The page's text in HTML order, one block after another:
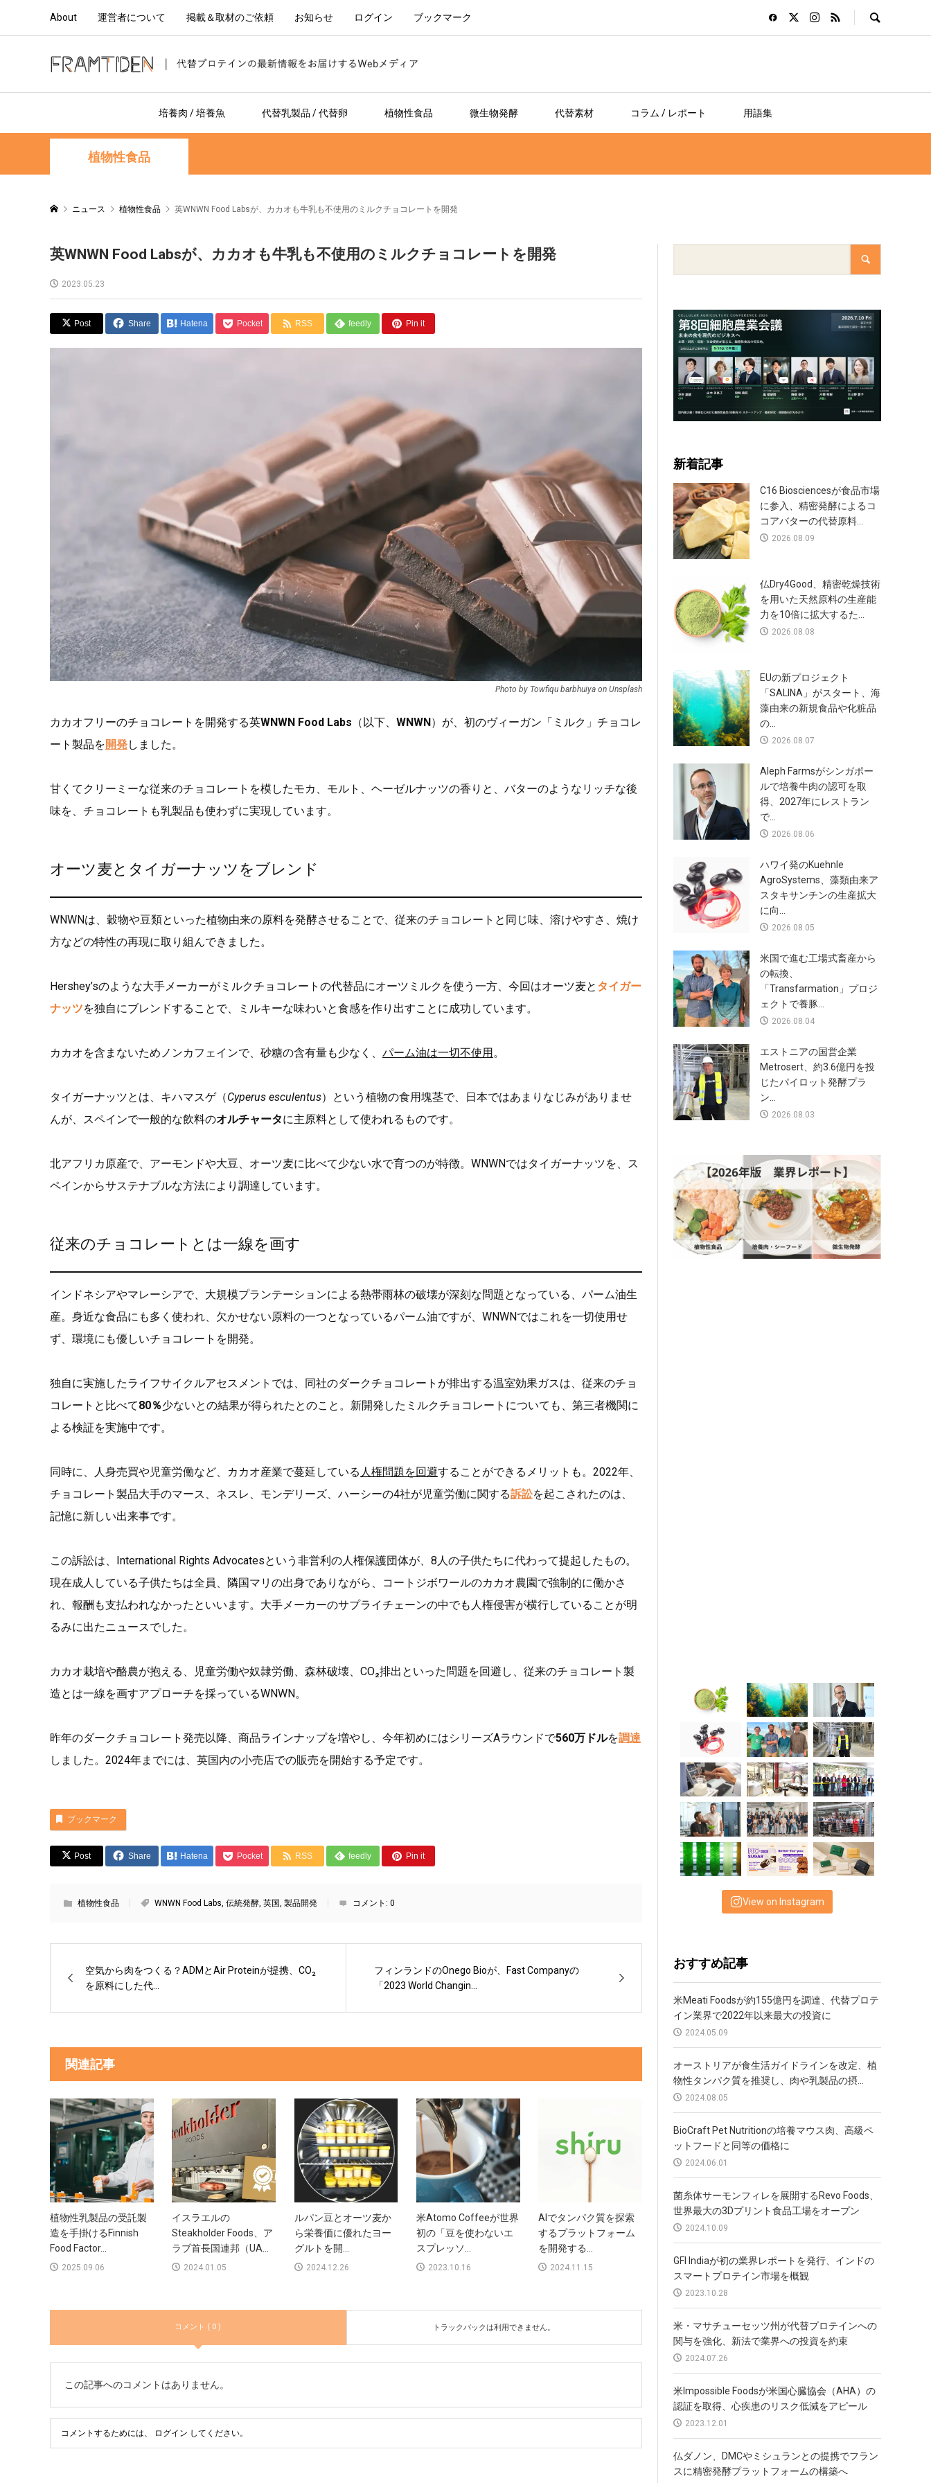
About 運営者について 掲載＆取材のご依頼 お知らせ ログイン ブックマーク
培養肉 / 培養魚 代替乳製品 / 代替卵 植物性食品 微生物発酵 代替素材 コラム / レポート 用語集
植物性食品
ニュース 植物性食品 英WNWN Food Labsが、カカオも牛乳も不使用のミルクチョコレートを開発
英WNWN Food Labsが、カカオも牛乳も不使用のミルクチョコレートを開発
2023.05.23
Post Share Hatena Pocket RSS feedly Pin it
Photo by Towfiqu barbhuiya on Unsplash
カカオフリーのチョコレートを開発する英WNWN Food Labs （以下、 WNWN）が、初のヴィーガン「ミルク」チョコレ
ート製品を開発しました。
甘くてクリーミーな従来のチョコレートを模したモカ、モルト、ヘーゼルナッツの香りと、バターのようなリッチな後
味を、チョコレートも乳製品も使わずに実現しています。
オーツ麦とタイガーナッツをブレンド
WNWNは、穀物や豆類といった植物由来の原料を発酵させることで、従来のチョコレートと同じ味、溶けやすさ、焼け
方などの特性の再現に取り組んできました。
Hershey’sのような大手メーカーがミルクチョコレートの代替品にオーツミルクを使う一方、今回はオーツ麦と タイガー
ナッツを独自にブレンドすることで、ミルキーな味わいと食感を作り出すことに成功しています。
カカオを含まないためノンカフェインで、砂糖の含有量も少なく、 パーム油は一切不使用。
タイガーナッツとは、キハマスゲ（Cyperus esculentus）という植物の食用塊茎で、日本ではあまりなじみがありませ
んが、スペインで一般的な飲料のオルチャータに主原料として使われるものです。
北アフリカ原産で、アーモンドや大豆、オーツ麦に比べて少ない水で育つのが特徴。WNWNではタイガーナッツを、ス
ペインからサステナブルな方法により調達しています。
従来のチョコレートとは一線を画す
インドネシアやマレーシアで、大規模プランテーションによる熱帯雨林の破壊が深刻な問題となっている、パーム油生
産。身近な食品にも多く使われ、欠かせない原料の一つとなっているパーム油ですが、WNWNではこれを一切使用せ
ず、環境にも優しいチョコレートを開発。
独自に実施したライフサイクルアセスメントでは、同社のダークチョコレートが排出する温室効果ガスは、従来のチョ
コレートと比べて80％少ないとの結果が得られたとのこと。新開発したミルクチョコレートについても、第三者機関に
よる検証を実施中です。
同時に、人身売買や児童労働など、カカオ産業で蔓延している 人権問題を回避することができるメリットも。2022年、
チョコレート製品大手のマース、ネスレ、モンデリーズ、ハーシーの4社が児童労働に関する訴訟を起こされたのは、
記憶に新しい出来事です。
この訴訟は、International Rights Advocatesという非営利の人権保護団体が、8人の子供たちに代わって提起したもの。
現在成人している子供たちは全員、隣国マリの出身でありながら、コートジボワールのカカオ農園で強制的に働かさ
れ、報酬も支払われなかったといいます。大手メーカーのサプライチェーンの中でも人権侵害が横行していることが明
るみに出たニュースでした。
カカオ栽培や酪農が抱える、児童労働や奴隷労働、森林破壊、CO₂排出といった問題を回避し、従来のチョコレート製
造とは一線を画すアプローチを採っているWNWN。
昨年のダークチョコレート発売以降、商品ラインナップを増やし、今年初めにはシリーズAラウンドで560万ドルを調達
しました。2024年までには、英国内の小売店での販売を開始する予定です。
ブックマーク
Post Share Hatena Pocket RSS feedly Pin it
植物性食品 WNWN Food Labs, 伝統発酵, 英国, 製品開発 コメント: 0
空気から肉をつくる？ADMとAir Proteinが提携、CO₂
を原料にした代...
フィンランドのOnego Bioが、Fast Companyの
「2023 World Changin...
関連記事
植物性乳製品の受託製
造を手掛けるFinnish
Food Factor...
2025.09.06
イスラエルの
Steakholder Foods、ア
ラブ首長国連邦（UA...
2024.01.05
ルパン豆とオーツ麦か
ら栄養価に優れたヨー
グルトを開...
2024.12.26
米Atomo Coffeeが世界
初の「豆を使わないエ
スプレッソ...
2023.10.16
AIでタンパク質を探索
するプラットフォーム
を開発する...
2024.11.15
コメント ( 0 ) トラックバックは利用できません。
この記事へのコメントはありません。
コメントするためには、 ログイン してください。
新着記事
C16 Biosciencesが食品市場
に参入、精密発酵によるコ
コアバターの代替原料...
2026.08.09
仏Dry4Good、精密乾燥技術
を用いた天然原料の生産能
力を10倍に拡大するた...
2026.08.08
EUの新プロジェクト
「SALINA」がスタート、海
藻由来の新規食品や化粧品
の...
2026.08.07
Aleph Farmsがシンガポー
ルで培養牛肉の認可を取
得、2027年にレストラン
で...
2026.08.06
ハワイ発のKuehnle
AgroSystems、藻類由来ア
スタキサンチンの生産拡大
に向...
2026.08.05
米国で進む工場式畜産から
の転換、
「Transfarmation」プロジ
ェクトで養豚...
2026.08.04
エストニアの国営企業
Metrosert、約3.6億円を投
じたパイロット発酵プラ
ン...
2026.08.03
View on Instagram
おすすめ記事
米Meati Foodsが約155億円を調達、代替プロテ
イン業界で2022年以来最大の投資に
2024.05.09
オーストリアが食生活ガイドラインを改定、植
物性タンパク質を推奨し、肉や乳製品の摂...
2024.08.05
BioCraft Pet Nutritionの培養マウス肉、高級ペ
ットフードと同等の価格に
2024.06.01
菌糸体サーモンフィレを展開するRevo Foods、
世界最大の3Dプリント食品工場をオープン
2024.10.09
GFI Indiaが初の業界レポートを発行、インドの
スマートプロテイン市場を概観
2023.10.28
米・マサチューセッツ州が代替プロテインへの
関与を強化、新法で業界への投資を約束
2024.07.26
米Impossible Foodsが米国心臓協会（AHA）の
認証を取得、心疾患のリスク低減をアピール
2023.12.01
仏ダノン、DMCやミシュランとの提携でフラン
スに精密発酵プラットフォームの構築へ